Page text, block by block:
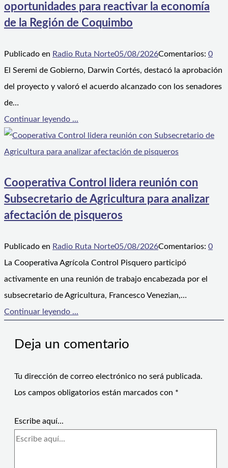
oportunidades para reactivar la economía
de la Región de Coquimbo
Publicado en Radio Ruta Norte05/08/2026Comentarios: 0
El Seremi de Gobierno, Darwin Cortés, destacó la aprobación
del proyecto y valoró el acuerdo alcanzado con los senadores
de…
Continuar leyendo ...
Cooperativa Control lidera reunión con
Subsecretario de Agricultura para analizar
afectación de pisqueros
Publicado en Radio Ruta Norte05/08/2026Comentarios: 0
La Cooperativa Agrícola Control Pisquero participó
activamente en una reunión de trabajo encabezada por el
subsecretario de Agricultura, Francesco Venezian,…
Continuar leyendo ...
Deja un comentario
Tu dirección de correo electrónico no será publicada.
Los campos obligatorios están marcados con *
Escribe aquí...